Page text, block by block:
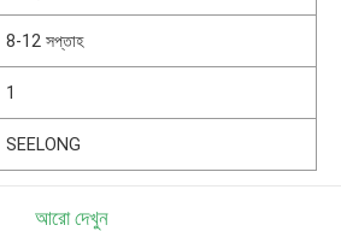
8-12 সপ্তাহ
1
SEELONG
আরো দেখুন